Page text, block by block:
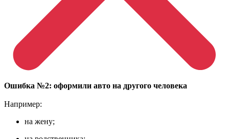
Ошибка №2: оформили авто на другого человека
Например:
на жену;